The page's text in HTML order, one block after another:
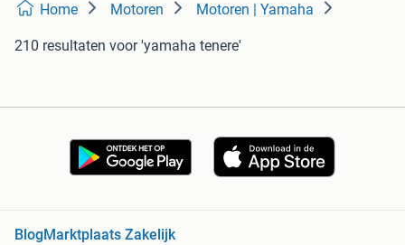
Home Motoren Motoren | Yamaha
210 resultaten voor 'yamaha tenere'
Blog Marktplaats Zakelijk